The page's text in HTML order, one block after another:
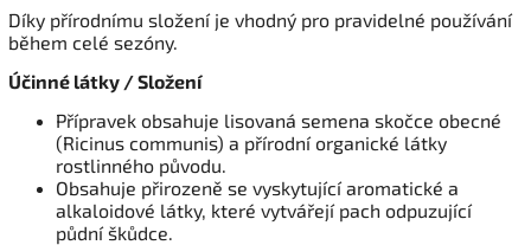
Díky přírodnímu složení je vhodný pro pravidelné používání
během celé sezóny.
Účinné látky / Složení
Přípravek obsahuje lisovaná semena skočce obecné
(Ricinus communis) a přírodní organické látky
rostlinného původu.
Obsahuje přirozeně se vyskytující aromatické a
alkaloidové látky, které vytvářejí pach odpuzující
půdní škůdce.